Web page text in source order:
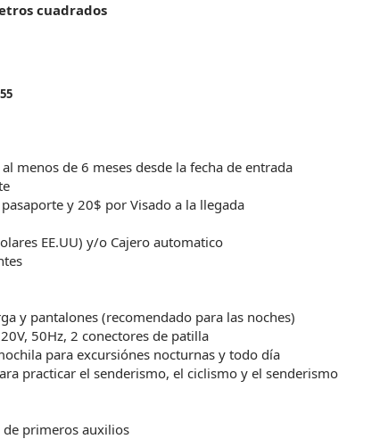
cuadrados
menos de 6 meses desde la fecha de entrada
y 20$ por Visado a la llegada
EE.UU) y/o Cajero automatico
y pantalones (recomendado para las noches)
50Hz, 2 conectores de patilla
para excursiónes nocturnas y todo día
practicar el senderismo, el ciclismo y el senderismo
primeros auxilios